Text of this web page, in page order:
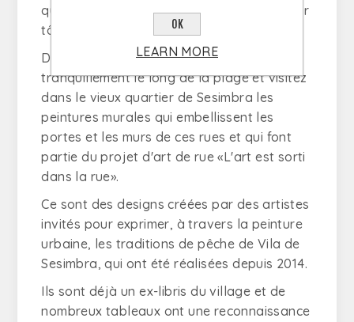
que le déjeuner; il est recommandé d'y aller
tôt, il n'y a pas de rendez-vous.
Dans l'après-midi, promenez-vous
tranquillement le long de la plage et visitez
dans le vieux quartier de Sesimbra les
peintures murales qui embellissent les
portes et les murs de ces rues et qui font
partie du projet d'art de rue «L'art est sorti
dans la rue».
Ce sont des designs créées par des artistes
invités pour exprimer, à travers la peinture
urbaine, les traditions de pêche de Vila de
Sesimbra, qui ont été réalisées depuis 2014.
Ils sont déjà un ex-libris du village et de
nombreux tableaux ont une reconnaissance
OK
LEARN MORE